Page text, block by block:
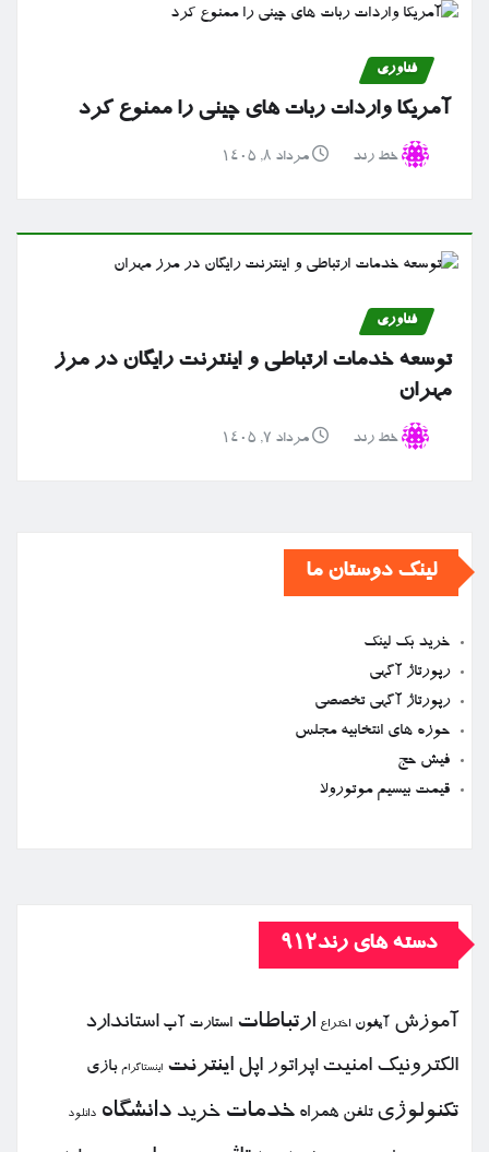
فناوری
آمریکا واردات ربات های چینی را ممنوع کرد
خط رند مرداد ۸, ۱۴۰۵
فناوری
توسعه خدمات ارتباطی و اینترنت رایگان در مرز
مهران
خط رند مرداد ۷, ۱۴۰۵
لینک دوستان ما
خرید بک لینک
رپورتاژ آگهی
رپورتاژ آگهی تخصصی
حوزه های انتخابیه مجلس
فیش حج
قیمت بیسیم موتورولا
دسته های رند912
آموزش آیفون اختراع ارتباطات استارت آپ استاندارد
الكترونیك امنیت اپراتور اپل اینترنت اینستاگرام بازی
تكنولوژی تلفن همراه خدمات خرید دانشگاه دانلود